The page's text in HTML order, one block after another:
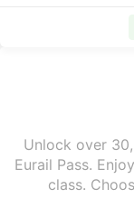
Unlock over
Eurail Pass.
class.